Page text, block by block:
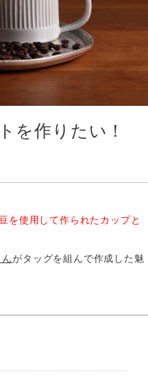
を作りたい！
を使用して作られたカップと
んがタッグを組んで作成した魅